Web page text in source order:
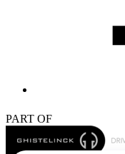
PART OF